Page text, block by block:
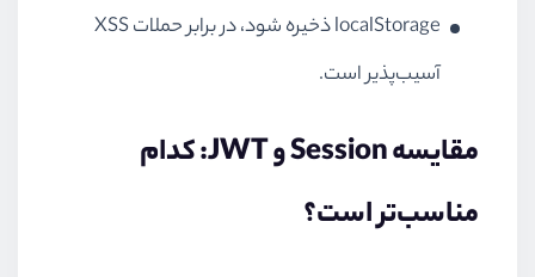
localStorage ذخیره شود، در برابر حملات XSS
آسیب‌پذیر است.
مقایسه Session و JWT: کدام
مناسب‌تر است؟